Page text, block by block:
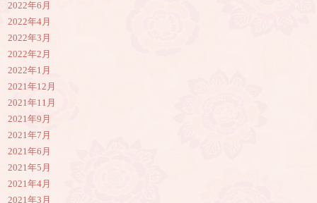
2022年6月
2022年4月
2022年3月
2022年2月
2022年1月
2021年12月
2021年11月
2021年9月
2021年7月
2021年6月
2021年5月
2021年4月
2021年3月